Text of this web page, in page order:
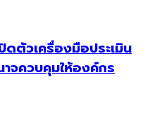
ตัวเครื่องมือประเมิน
จควบคุมให้องค์กร